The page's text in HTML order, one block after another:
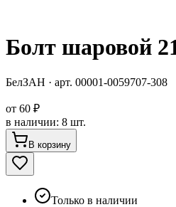
Болт шаровой
БелЗАН · арт. 00001-0059707-308
от 60 ₽
в наличии: 8 шт.
В корзину
Только в наличии